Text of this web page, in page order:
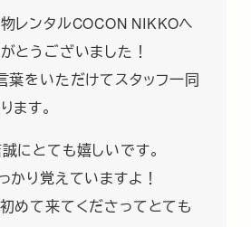
レンタルCOCON NIKKOへ
とうございました！
葉をいただけてスタッフ一同
ます。
にとても嬉しいです。
かり覚えていますよ！
めて来てくださってとても